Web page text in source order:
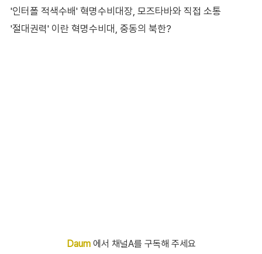
'인터폴 적색수배' 혁명수비대장, 모즈타바와 직접 소통
'절대권력' 이란 혁명수비대, 중동의 북한?
Daum에서 채널A를 구독해 주세요